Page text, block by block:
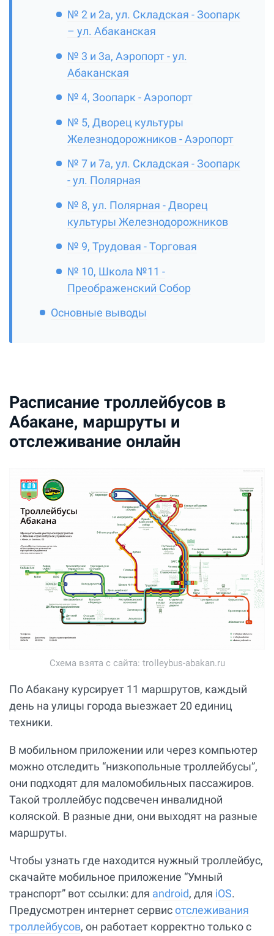
№ 2 и 2а, ул. Складская - Зоопарк
– ул. Абаканская
№ 3 и 3а, Аэропорт - ул.
Абаканская
№ 4, Зоопарк - Аэропорт
№ 5, Дворец культуры
Железнодорожников - Аэропорт
№ 7 и 7а, ул. Складская - Зоопарк
- ул. Полярная
№ 8, ул. Полярная - Дворец
культуры Железнодорожников
№ 9, Трудовая - Торговая
№ 10, Школа №11 -
Преображенский Собор
Основные выводы
Расписание троллейбусов в
Абакане, маршруты и
отслеживание онлайн
Схема взята с сайта: trolleybus-abakan.ru
По Абакану курсирует 11 маршрутов, каждый
день на улицы города выезжает 20 единиц
техники.
В мобильном приложении или через компьютер
можно отследить “низкопольные троллейбусы”,
они подходят для маломобильных пассажиров.
Такой троллейбус подсвечен инвалидной
коляской. В разные дни, они выходят на разные
маршруты.
Чтобы узнать где находится нужный троллейбус,
скачайте мобильное приложение “Умный
транспорт” вот ссылки: для android, для iOS.
Предусмотрен интернет сервисотслеживания
троллейбусов, он работает корректно только с